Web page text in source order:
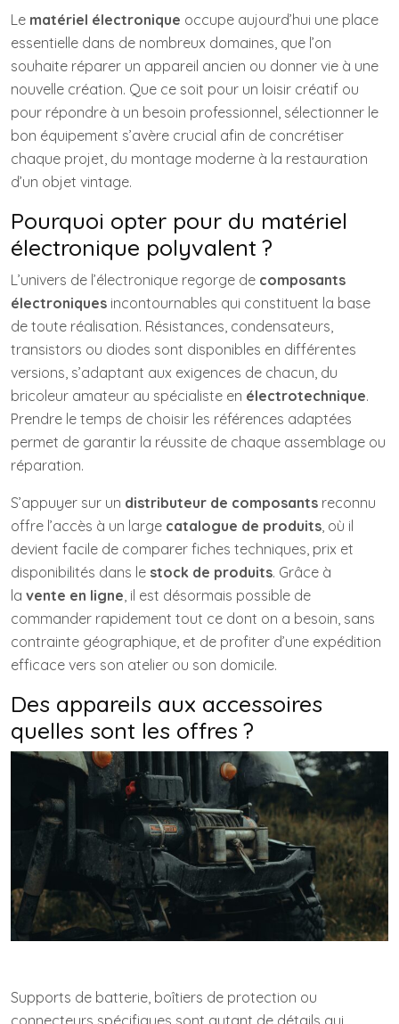
Le matériel électronique occupe aujourd’hui une place
essentielle dans de nombreux domaines, que l’on
souhaite réparer un appareil ancien ou donner vie à une
nouvelle création. Que ce soit pour un loisir créatif ou
pour répondre à un besoin professionnel, sélectionner le
bon équipement s’avère crucial afin de concrétiser
chaque projet, du montage moderne à la restauration
d’un objet vintage.
Pourquoi opter pour du matériel
électronique polyvalent ?
L’univers de l’électronique regorge de composants
électroniques incontournables qui constituent la base
de toute réalisation. Résistances, condensateurs,
transistors ou diodes sont disponibles en différentes
versions, s’adaptant aux exigences de chacun, du
bricoleur amateur au spécialiste en électrotechnique.
Prendre le temps de choisir les références adaptées
permet de garantir la réussite de chaque assemblage ou
réparation.
S’appuyer sur un distributeur de composants reconnu
offre l’accès à un large catalogue de produits , où il
devient facile de comparer fiches techniques, prix et
disponibilités dans le stock de produits. Grâce à
la vente en ligne , il est désormais possible de
commander rapidement tout ce dont on a besoin, sans
contrainte géographique, et de profiter d’une expédition
efficace vers son atelier ou son domicile.
Des appareils aux accessoires
quelles sont les offres ?
Supports de batterie, boîtiers de protection ou